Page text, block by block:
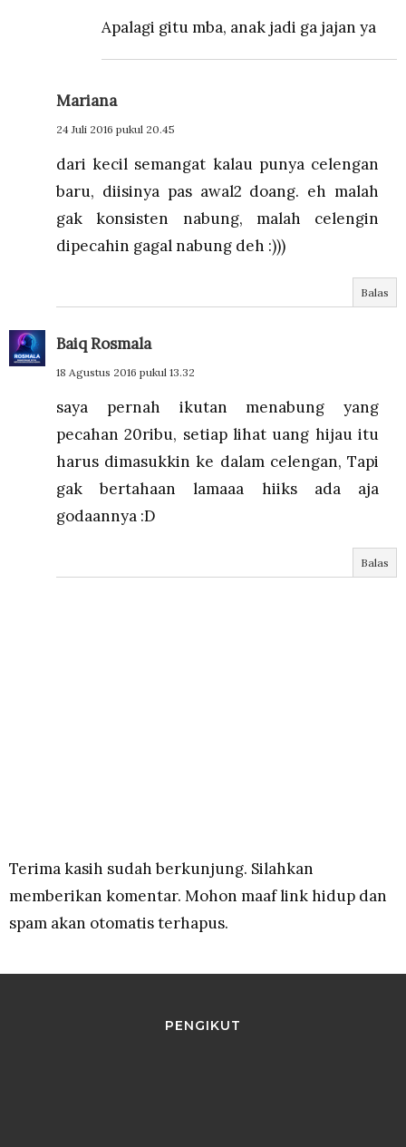
Apalagi gitu mba, anak jadi ga jajan ya
Mariana
24 Juli 2016 pukul 20.45
dari kecil semangat kalau punya celengan
baru, diisinya pas awal2 doang. eh malah
gak konsisten nabung, malah celengin
dipecahin gagal nabung deh :)))
Balas
Baiq Rosmala
18 Agustus 2016 pukul 13.32
saya pernah ikutan menabung yang
pecahan 20ribu, setiap lihat uang hijau itu
harus dimasukkin ke dalam celengan, Tapi
gak bertahaan lamaaa hiiks ada aja
godaannya :D
Balas
Terima kasih sudah berkunjung. Silahkan
memberikan komentar. Mohon maaf link hidup dan
spam akan otomatis terhapus.
PENGIKUT